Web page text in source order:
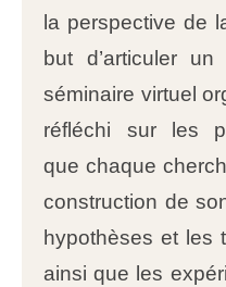
la perspective de
but d’articuler
séminaire virtuel
réfléchi sur les
que chaque
construction de
hypothèses et les
ainsi que les